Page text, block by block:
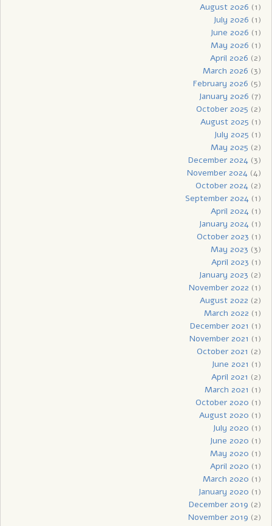
August 2026 (1)
July 2026 (1)
June 2026 (1)
May 2026 (1)
April 2026 (2)
March 2026 (3)
February 2026 (5)
January 2026 (7)
October 2025 (2)
August 2025 (1)
July 2025 (1)
May 2025 (2)
December 2024(3)
November 2024(4)
October 2024(2)
September 2024(1)
April 2024(1)
January 2024(1)
October 2023 (1)
May 2023 (3)
April 2023 (1)
January 2023 (2)
November 2022 (1)
August 2022 (2)
March 2022 (1)
December 2021 (1)
November 2021 (1)
October 2021 (2)
June 2021 (1)
April 2021 (2)
March 2021 (1)
October 2020 (1)
August 2020 (1)
July 2020 (1)
June 2020 (1)
May 2020 (1)
April 2020 (1)
March 2020 (1)
January 2020 (1)
December 2019 (2)
November 2019 (2)